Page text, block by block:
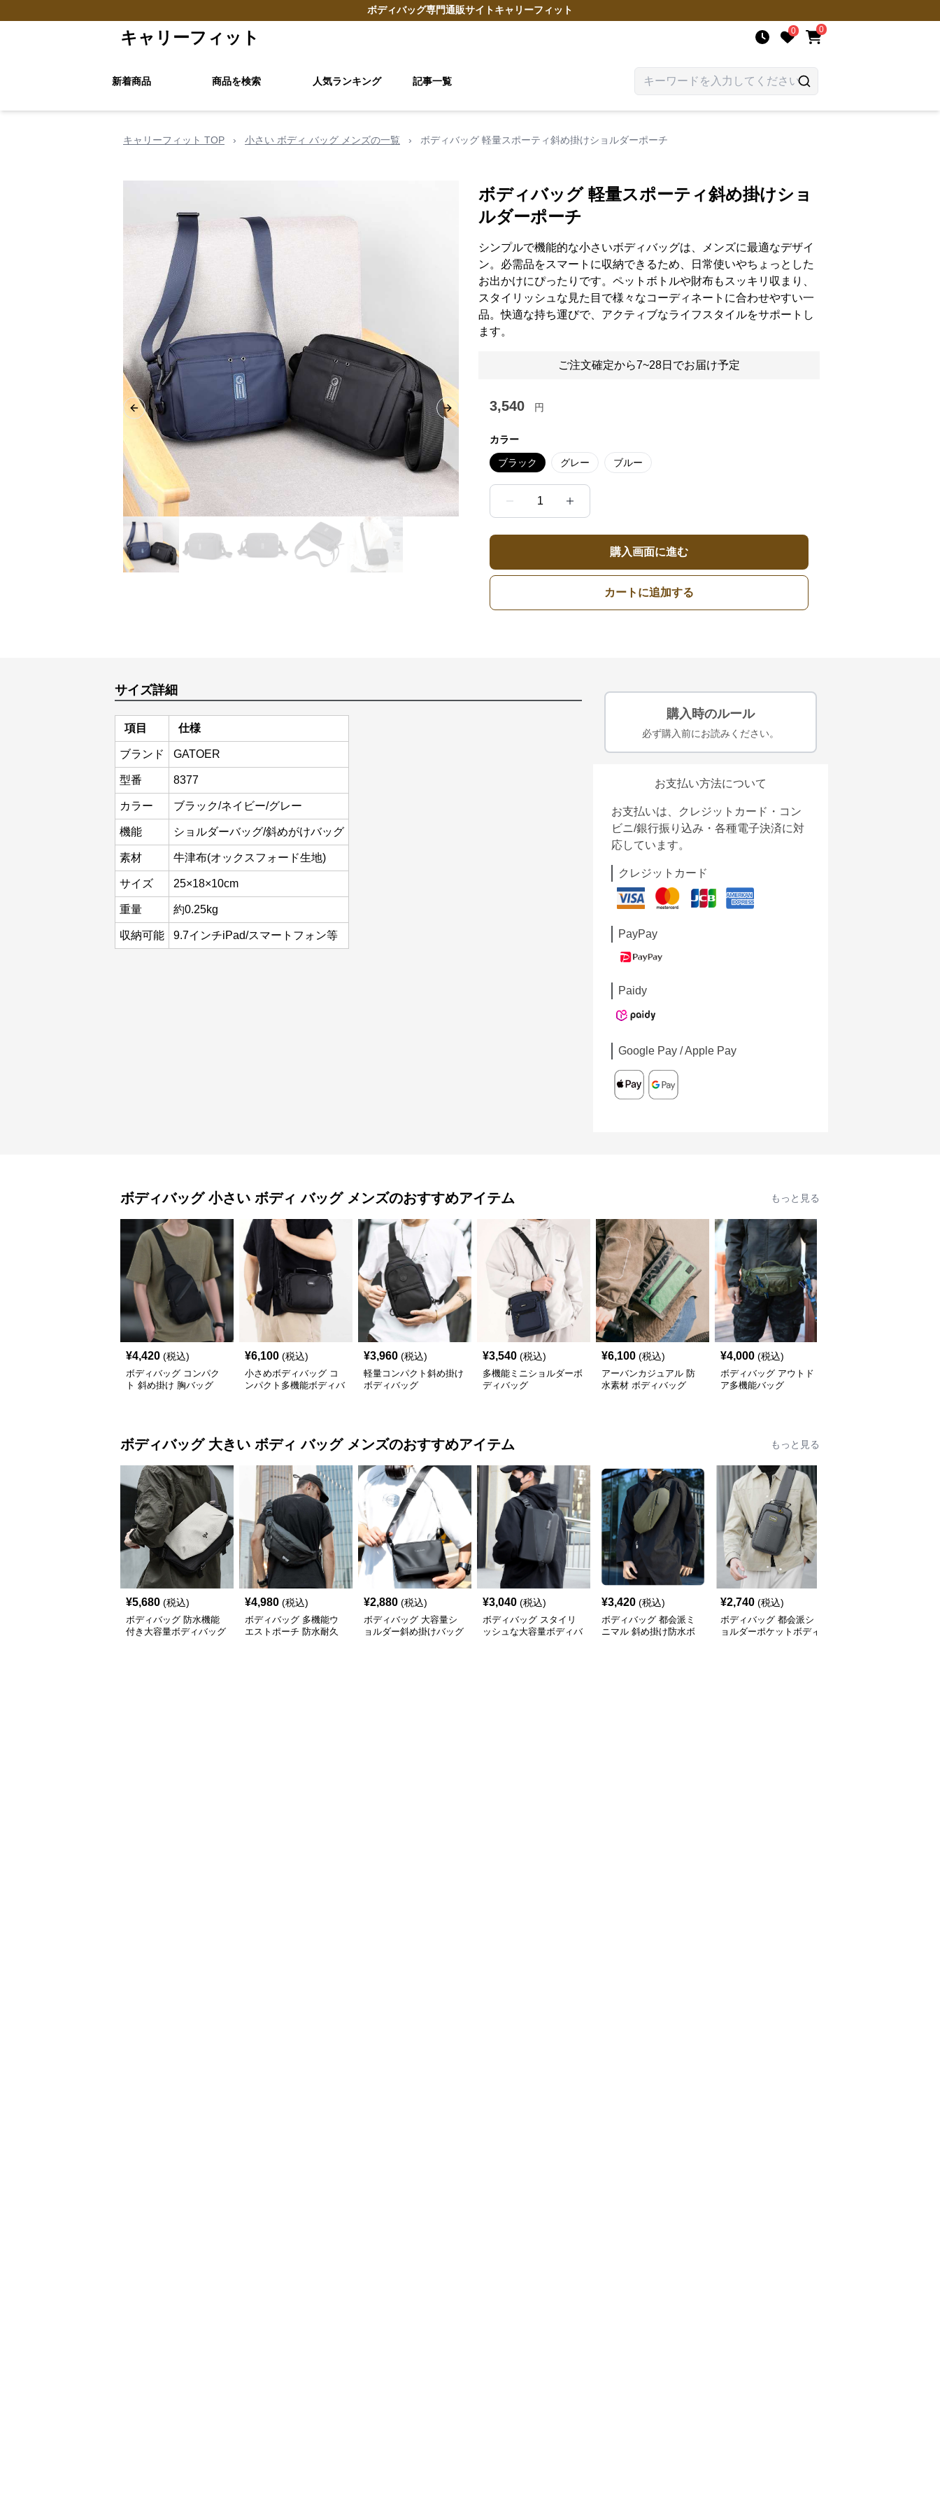
ボディバッグ専門通販サイトキャリーフィット
キャリーフィット 0 0
新着商品 商品を検索 人気ランキング 記事一覧
キャリーフィット TOP › 小さい ボディ バッグ メンズの一覧 › ボディバッグ 軽量スポーティ斜め掛けショルダーポーチ
Previous slide Next slide
ボディバッグ 軽量スポーティ斜め掛けショ
ルダーポーチ
シンプルで機能的な小さいボディバッグは、メンズに最適なデザイ
ン。必需品をスマートに収納できるため、日常使いやちょっとした
お出かけにぴったりです。ペットボトルや財布もスッキリ収まり、
スタイリッシュな見た目で様々なコーディネートに合わせやすい一
品。快適な持ち運びで、アクティブなライフスタイルをサポートし
ます。
ご注文確定から7~28日でお届け予定
3,540 円
カラー
ブラック グレー ブルー
1
購入画面に進む
カートに追加する
サイズ詳細
項目 仕様
ブランド GATOER
型番 8377
カラー ブラック/ネイビー/グレー
機能 ショルダーバッグ/斜めがけバッグ
素材 牛津布(オックスフォード生地)
サイズ 25×18×10cm
重量 約0.25kg
収納可能 9.7インチiPad/スマートフォン等
購入時のルール
必ず購入前にお読みください。
お支払い方法について
お支払いは、クレジットカード・コン
ビニ/銀行振り込み・各種電子決済に対
応しています。
クレジットカード
PayPay
Paidy
Google Pay / Apple Pay
ボディバッグ 小さい ボディ バッグ メンズのおすすめアイテム もっと見る
¥4,420 (税込)
ボディバッグ コンパク
ト 斜め掛け 胸バッグ
¥6,100 (税込)
小さめボディバッグ コ
ンパクト多機能ボディバ
¥3,960 (税込)
軽量コンパクト斜め掛け
ボディバッグ
¥3,540 (税込)
多機能ミニショルダーボ
ディバッグ
¥6,100 (税込)
アーバンカジュアル 防
水素材 ボディバッグ
¥4,000 (税込)
ボディバッグ アウトド
ア多機能バッグ
ボディバッグ 大きい ボディ バッグ メンズのおすすめアイテム もっと見る
¥5,680 (税込)
ボディバッグ 防水機能
付き大容量ボディバッグ
¥4,980 (税込)
ボディバッグ 多機能ウ
エストポーチ 防水耐久
¥2,880 (税込)
ボディバッグ 大容量シ
ョルダー斜め掛けバッグ
¥3,040 (税込)
ボディバッグ スタイリ
ッシュな大容量ボディバ
¥3,420 (税込)
ボディバッグ 都会派ミ
ニマル 斜め掛け防水ボ
¥2,740 (税込)
ボディバッグ 都会派シ
ョルダーポケットボディ